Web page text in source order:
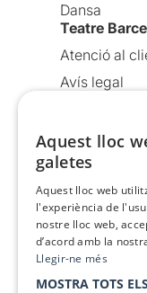
Dansa
Teatre
Atenció al
Avís legal
Política de
Condicions
Anuncia’t
Vull rebre
Aquest lloc
galetes
Aquest lloc web
l'experiència de
nostre lloc web,
d’acord amb la
Llegir-ne més
MOSTRA TOTS